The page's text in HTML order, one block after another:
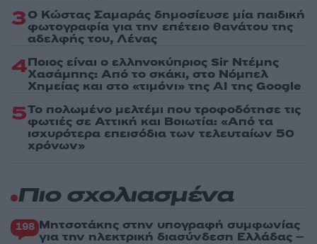
3Ο Κώστας Σαμαράς δημοσίευσε μία παιδική
φωτογραφία για την επέτειο θανάτου της
αδελφής του, Λένας
4Ποιος είναι ο ελληνοκύπριος Sir Ντέμης
Χασάμπης: Από το σκάκι, στο Νόμπελ
Χημείας και στο «τιμόνι» της AI της Google
5Το πολωμένο μελτέμι που τροφοδότησε τις
φωτιές σε Αττική και Βοιωτία: «Από τα
ισχυρότερα επεισόδια των τελευταίων 50
χρόνων»
Πιο σχολιασμένα
198 Μητσοτάκης στην υπογραφή συμφωνίας
για την ηλεκτρική διασύνδεση Ελλάδας –